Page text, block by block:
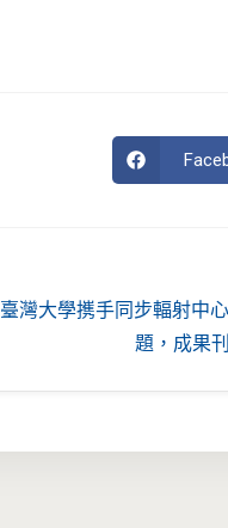
in
臺灣大學㩗手同步輻射中
題，成果